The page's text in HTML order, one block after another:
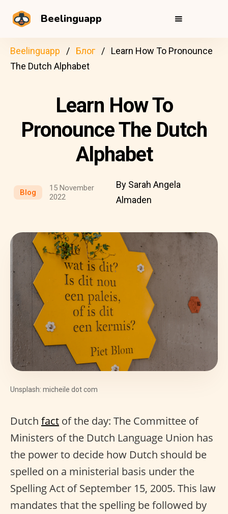
Beelinguapp
Beelinguapp Блог
Learn How To Pronounce
The Dutch Alphabet
Learn How To
Pronounce The Dutch
Alphabet
Blog
15 November
2022
By Sarah Angela
Almaden
Unsplash: micheile dot com
Dutch fact of the day: The Committee of
Ministers of the Dutch Language Union has
the power to decide how Dutch should be
spelled on a ministerial basis under the
Spelling Act of September 15, 2005. This law
mandates that the spelling be followed by